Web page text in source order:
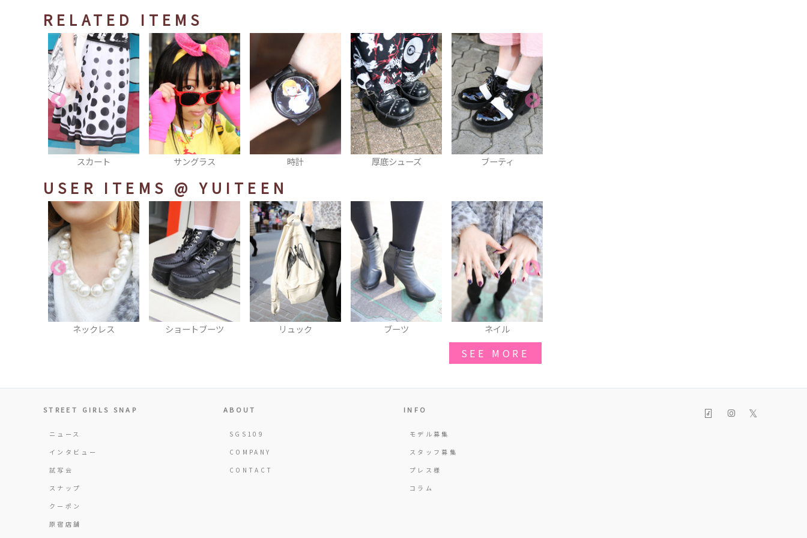
RELATED ITEMS
サングラス 時計 厚底シューズ ブーティ 厚底スニーカー
USER ITEMS @ YUITEEN
ショートブーツ リュック ブーツ ネイル レオパードコート
SEE MORE
STREET GIRLS SNAP
ニュース
インタビュー
試写会
スナップ
クーポン
原宿店舗
ABOUT
SGS109
COMPANY
CONTACT
INFO
モデル募集
スタッフ募集
プレス様
コラム
𝕏